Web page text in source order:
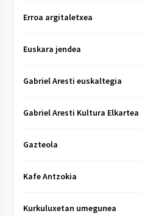
Erroa argitaletxea
Euskara jendea
Gabriel Aresti euskaltegia
Gabriel Aresti Kultura Elkartea
Gazteola
Kafe Antzokia
Kurkuluxetan umegunea